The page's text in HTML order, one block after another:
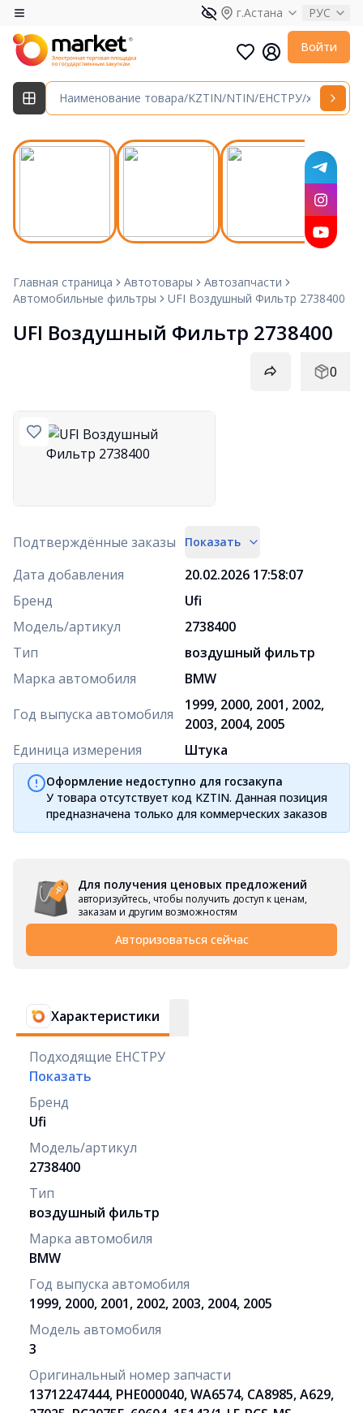
г.Астана РУС
Войти
Главная страница Автотовары
Автозапчасти
Автомобильные фильтры
UFI Воздушный Фильтр 2738400
UFI Воздушный Фильтр 2738400
0
Подтверждённые заказы Показать
Дата добавления
20.02.2026 17:58:07
Бренд
Ufi
Модель/артикул
2738400
Тип
воздушный фильтр
Марка автомобиля
BMW
Год выпуска автомобиля
1999, 2000, 2001, 2002,
2003, 2004, 2005
Единица измерения
Штука
Оформление недоступно для госзакупа
У товара отсутствует код KZTIN. Данная позиция
предназначена только для коммерческих заказов
Для получения ценовых предложений
авторизуйтесь, чтобы получить доступ к ценам,
заказам и другим возможностям
Авторизоваться сейчас
Характеристики
Подходящие ЕНСТРУ
Показать
Бренд
Ufi
Модель/артикул
2738400
Тип
воздушный фильтр
Марка автомобиля
BMW
Год выпуска автомобиля
1999, 2000, 2001, 2002, 2003, 2004, 2005
Модель автомобиля
3
Оригинальный номер запчасти
13712247444, PHE000040, WA6574, CA8985, A629,